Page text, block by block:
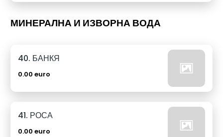
МИНЕРАЛНА И ИЗВОРНА ВОДА
40. БАНКЯ
0.00 euro
41. РОСА
0.00 euro